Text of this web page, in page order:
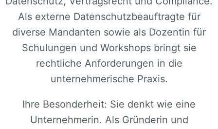
Als externe Datenschutzbeauftragte für
diverse Mandanten sowie als Dozentin für
Schulungen und Workshops bringt sie
rechtliche Anforderungen in die
unternehmerische Praxis.
Ihre Besonderheit: Sie denkt wie eine
Unternehmerin. Als Gründerin und